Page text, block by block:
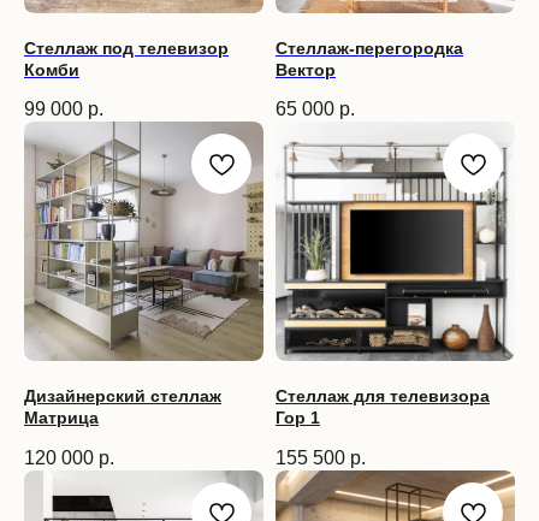
Стеллаж под телевизор
Комби
99 000 р.
Стеллаж-перегородка
Вектор
65 000 р.
Дизайнерский стеллаж
Матрица
120 000 р.
Стеллаж для телевизора
Гор 1
155 500 р.